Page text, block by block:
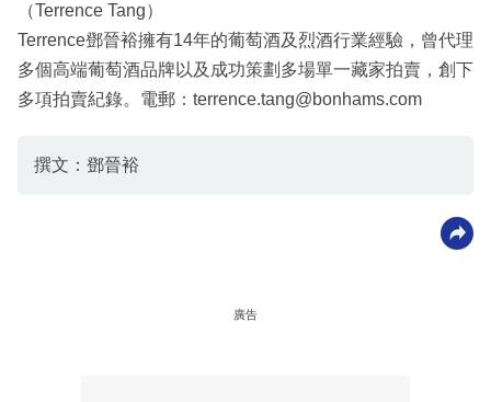
（Terrence Tang）
Terrence鄧晉裕擁有14年的葡萄酒及烈酒行業經驗，曾代理
多個高端葡萄酒品牌以及成功策劃多場單一藏家拍賣，創下
多項拍賣紀錄。電郵：terrence.tang@bonhams.com
撰文：鄧晉裕
廣告